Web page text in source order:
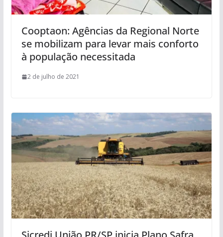
Cooptaon: Agências da Regional Norte
se mobilizam para levar mais conforto
à população necessitada
2 de julho de 2021